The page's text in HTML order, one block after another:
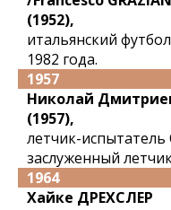
(1952),
итальянский
1982 года.
1957
Николай
(1957),
летчик-
заслуженный
1964
Хайке ДРЕХСЛЕР